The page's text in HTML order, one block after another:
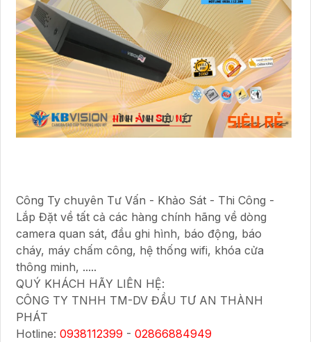
Công Ty chuyên Tư Vấn - Khảo Sát - Thi Công -
Lắp Đặt về tất cả các hàng chính hãng về dòng
camera quan sát, đầu ghi hình, báo động, báo
cháy, máy chấm công, hệ thống wifi, khóa cửa
thông minh, .....
QUÝ KHÁCH HÃY LIÊN HỆ:
CÔNG TY TNHH TM-DV ĐẦU TƯ AN THÀNH
PHÁT
Hotline: 0938112399 - 02866884949